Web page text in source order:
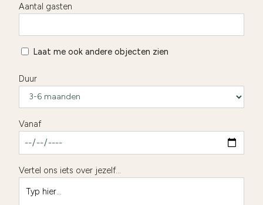
Aantal gasten
Laat me ook andere objecten zien
Duur
Vanaf
Vertel ons iets over jezelf...